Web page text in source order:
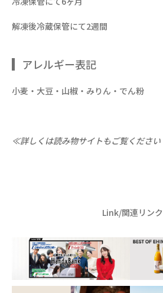
解凍後冷蔵保管にて2週間
アレルギー表記
小麦・大豆・山椒・みりん・でん粉
≪詳しくは読み物サイトもご覧くださ
Link/関連リンク